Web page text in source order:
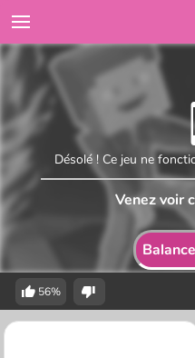
Désolé ! Ce jeu ne
Venez voir
56%